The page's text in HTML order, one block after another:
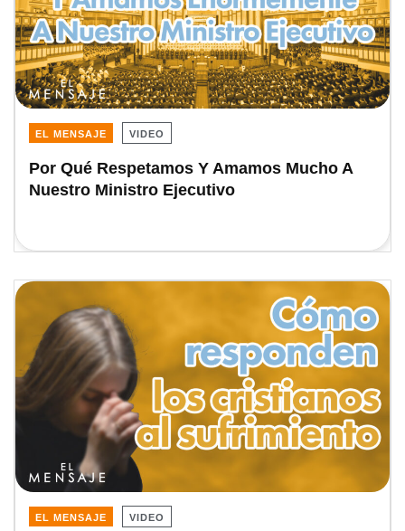
EL MENSAJE VIDEO
Por Qué Respetamos Y Amamos Mucho A
Nuestro Ministro Ejecutivo
EL MENSAJE VIDEO